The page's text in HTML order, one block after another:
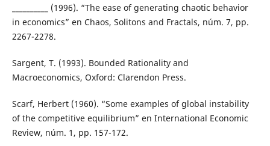
__________ (1996). “The ease of generating chaotic behavior
in economics” en Chaos, Solitons and Fractals, núm. 7, pp.
2267-2278.
Sargent, T. (1993). Bounded Rationality and
Macroeconomics, Oxford: Clarendon Press.
Scarf, Herbert (1960). “Some examples of global instability
of the competitive equilibrium” en International Economic
Review, núm. 1, pp. 157-172.